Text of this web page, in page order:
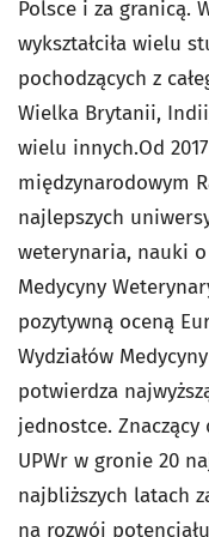
Polsce i za granicą.
wykształciła wielu
pochodzących z
Wielka Brytanii,
wielu innych.Od
międzynarodowym
najlepszych
weterynaria, nauki
Medycyny
pozytywną oceną
Wydziałów
potwierdza
jednostce.
UPWr w gronie 20
najbliższych latach
na rozwój